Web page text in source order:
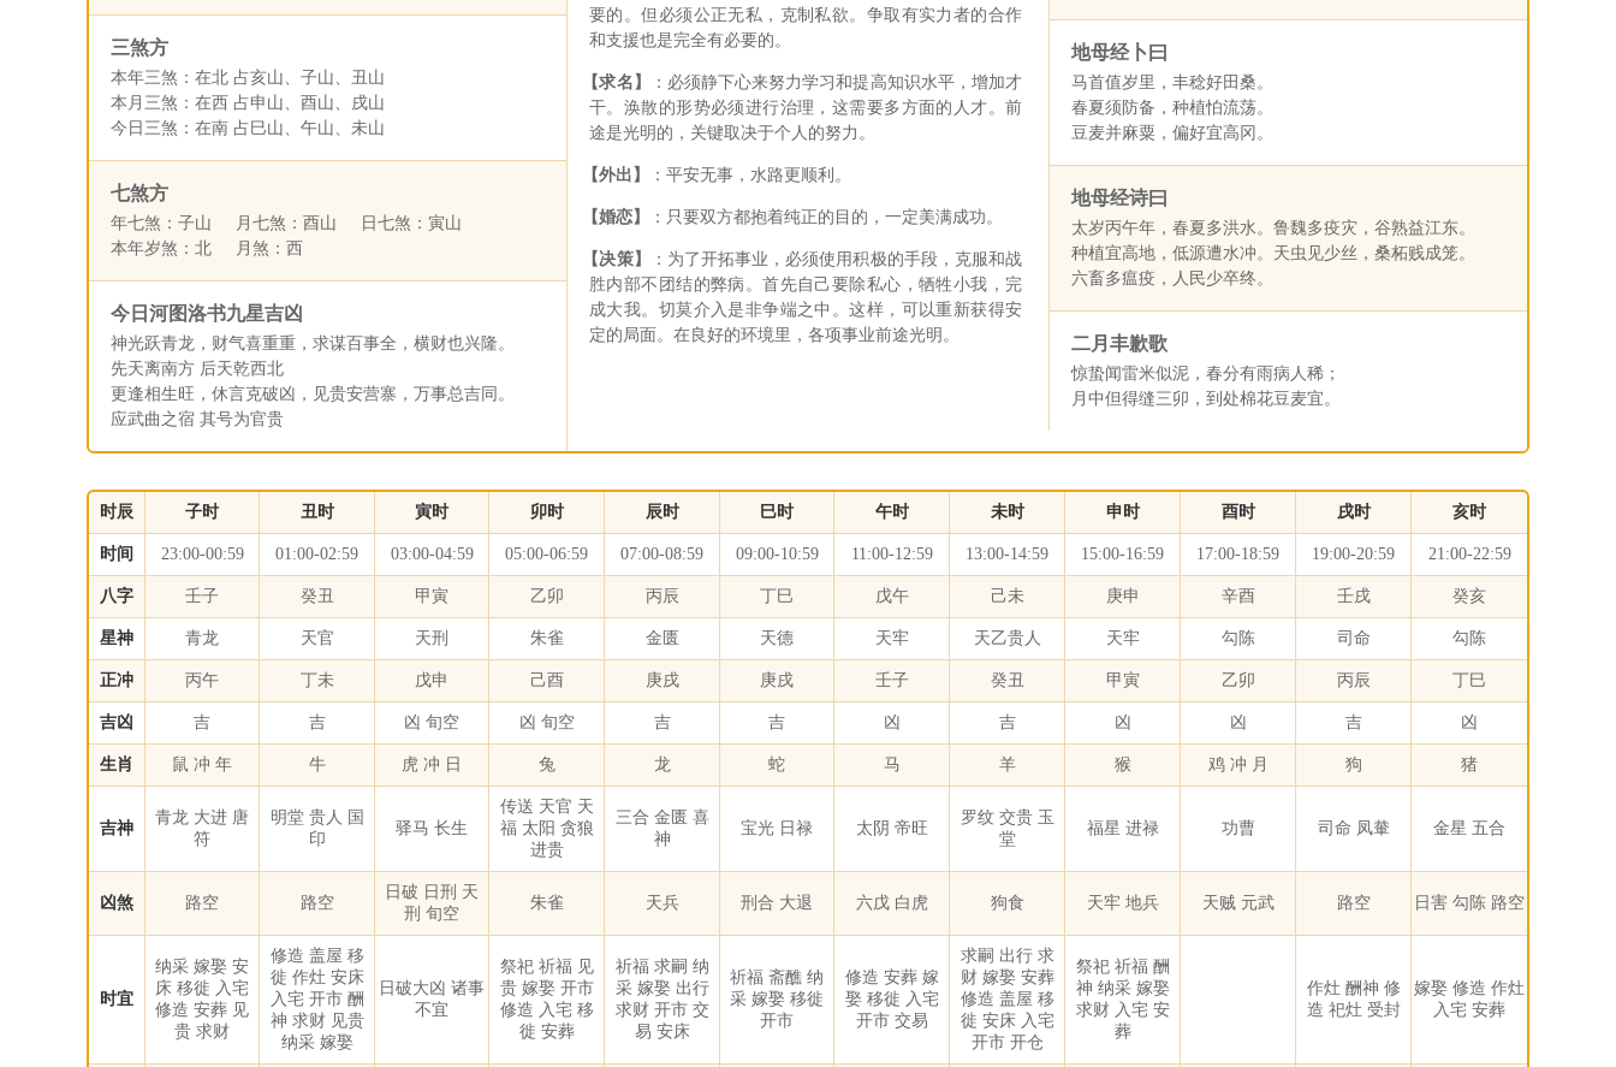
三煞方
本年三煞：在北 占亥山、子山、丑山
本月三煞：在西 占申山、酉山、戌山
今日三煞：在南 占巳山、午山、未山
七煞方
年七煞：子山 月七煞：酉山 日七煞：寅山
本年岁煞：北 月煞：西
今日河图洛书九星吉凶
神光跃青龙，财气喜重重，求谋百事全，横财也兴隆。
先天离南方 后天乾西北
更逢相生旺，休言克破凶，见贵安营寨，万事总吉同。
应武曲之宿 其号为官贵
要的。但必须公正无私，克制私欲。争取有实力者的合作
和支援也是完全有必要的。
【求名】
：必须静下心来努力学习和提高知识水平，增加才
干。涣散的形势必须进行治理，这需要多方面的人才。前
途是光明的，关键取决于个人的努力。
【外出】 ：平安无事，水路更顺利。
【婚恋】 ：只要双方都抱着纯正的目的，一定美满成功。
【决策】
：为了开拓事业，必须使用积极的手段，克服和战
胜内部不团结的弊病。首先自己要除私心，牺牲小我，完
成大我。切莫介入是非争端之中。这样，可以重新获得安
定的局面。在良好的环境里，各项事业前途光明。
地母经卜曰
马首值岁里，丰稔好田桑。
春夏须防备，种植怕流荡。
豆麦并麻粟，偏好宜高冈。
地母经诗曰
太岁丙午年，春夏多洪水。鲁魏多疫灾，谷熟益江东。
种植宜高地，低源遭水冲。天虫见少丝，桑柘贱成笼。
六畜多瘟疫，人民少卒终。
二月丰歉歌
惊蛰闻雷米似泥，春分有雨病人稀；
月中但得缝三卯，到处棉花豆麦宜。
时辰 子时 丑时 寅时 卯时 辰时 巳时 午时 未时 申时 酉时 戌时 亥时
时间 23:00-00:59 01:00-02:59 03:00-04:59 05:00-06:59 07:00-08:59 09:00-10:59 11:00-12:59 13:00-14:59 15:00-16:59 17:00-18:59 19:00-20:59 21:00-22:59
八字 壬子 癸丑 甲寅 乙卯 丙辰 丁巳 戊午 己未 庚申 辛酉 壬戌 癸亥
星神 青龙 天官 天刑 朱雀 金匮 天德 天牢 天乙贵人 天牢 勾陈 司命 勾陈
正冲 丙午 丁未 戊申 己酉 庚戌 庚戌 壬子 癸丑 甲寅 乙卯 丙辰 丁巳
吉凶 吉 吉 凶 旬空 凶 旬空 吉 吉 凶 吉 凶 凶 吉 凶
生肖 鼠 冲 年 牛 虎 冲 日 兔 龙 蛇 马 羊 猴 鸡 冲 月 狗 猪
吉神
青龙 大进 唐
符
明堂 贵人 国
印
驿马 长生
传送 天官 天
福 太阳 贪狼
进贵
三合 金匮 喜
神
宝光 日禄 太阴 帝旺
罗纹 交贵 玉
堂
福星 进禄 功曹 司命 凤輂 金星 五合
凶煞 路空 路空
日破 日刑 天
刑 旬空
朱雀 天兵 刑合 大退 六戊 白虎 狗食 天牢 地兵 天贼 元武 路空 日害 勾陈 路空
时宜
纳采 嫁娶 安
床 移徙 入宅
修造 安葬 见
贵 求财
修造 盖屋 移
徙 作灶 安床
入宅 开市 酬
神 求财 见贵
纳采 嫁娶
日破大凶 诸事
不宜
祭祀 祈福 见
贵 嫁娶 开市
修造 入宅 移
徙 安葬
祈福 求嗣 纳
采 嫁娶 出行
求财 开市 交
易 安床
祈福 斋醮 纳
采 嫁娶 移徙
开市
修造 安葬 嫁
娶 移徙 入宅
开市 交易
求嗣 出行 求
财 嫁娶 安葬
修造 盖屋 移
徙 安床 入宅
开市 开仓
祭祀 祈福 酬
神 纳采 嫁娶
求财 入宅 安
葬
作灶 酬神 修
造 祀灶 受封
嫁娶 修造 作灶
入宅 安葬